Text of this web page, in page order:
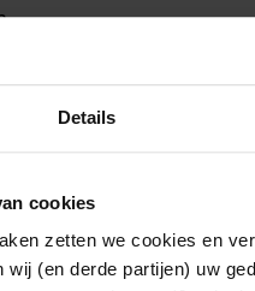
Details
cookies
zetten we cookies en
(en derde partijen) uw